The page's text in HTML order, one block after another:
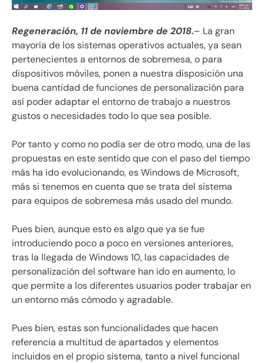
Regeneración, 11 de noviembre de 2018.– La gran
mayoría de los sistemas operativos actuales, ya sean
pertenecientes a entornos de sobremesa, o para
dispositivos móviles, ponen a nuestra disposición una
buena cantidad de funciones de personalización para
así poder adaptar el entorno de trabajo a nuestros
gustos o necesidades todo lo que sea posible.
Por tanto y como no podía ser de otro modo, una de las
propuestas en este sentido que con el paso del tiempo
más ha ido evolucionando, es Windows de Microsoft,
más si tenemos en cuenta que se trata del sistema
para equipos de sobremesa más usado del mundo.
Pues bien, aunque esto es algo que ya se fue
introduciendo poco a poco en versiones anteriores,
tras la llegada de Windows 10, las capacidades de
personalización del software han ido en aumento, lo
que permite a los diferentes usuarios poder trabajar en
un entorno más cómodo y agradable.
Pues bien, estas son funcionalidades que hacen
referencia a multitud de apartados y elementos
incluidos en el propio sistema, tanto a nivel funcional